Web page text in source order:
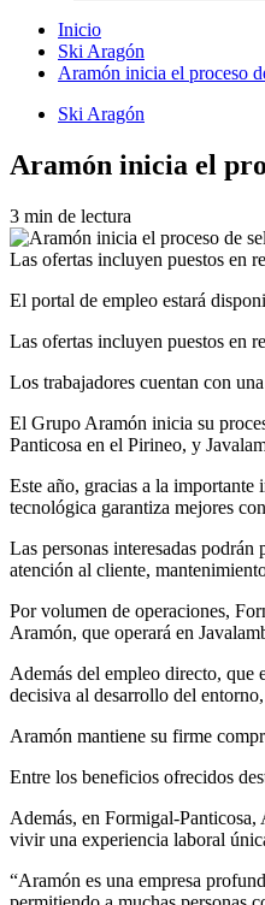
Inicio
Ski Aragón
Aramón inicia el proceso
Ski Aragón
Aramón inicia el
3 min de lectura
Las ofertas incluyen puestos en
El portal de empleo estará
Las ofertas incluyen puestos en
Los trabajadores cuentan con
El Grupo Aramón inicia su
Panticosa en el Pirineo, y
Este año, gracias a la importante
tecnológica garantiza mejores
Las personas interesadas
atención al cliente,
Por volumen de operaciones,
Aramón, que operará en
Además del empleo directo, que
decisiva al desarrollo del
Aramón mantiene su firme
Entre los beneficios ofrecidos
Además, en Formigal-Panticosa,
vivir una experiencia laboral
“Aramón es una empresa